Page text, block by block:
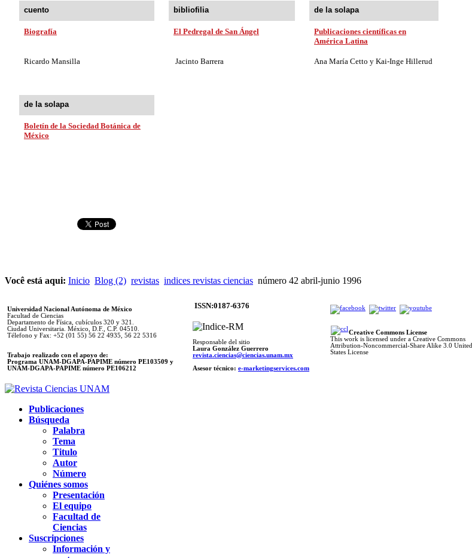
cuento bibliofilia de la solapa
Biografía El Pedregal de San Ángel
Publicaciones científicas en
América Latina
Ricardo Mansilla Jacinto Barrera Ana María Cetto y Kai-Inge Hillerud
de la solapa
Boletín de la Sociedad Botánica de
México
Você está aqui: Inicio Blog (2) revistas indices revistas ciencias número 42 abril-junio 1996
Universidad Nacional Autónoma de México
Facultad de Ciencias
Departamento de Física, cubículos 320 y 321.
Ciudad Universitaria. México, D.F., C.P. 04510.
Télefono y Fax: +52 (01 55) 56 22 4935, 56 22 5316
Trabajo realizado con el apoyo de:
Programa UNAM-DGAPA-PAPIME número PE103509 y
UNAM-DGAPA-PAPIME número PE106212
ISSN:0187-6376
Responsable del sitio
Laura González Guerrero
revista.ciencias@ciencias.unam.mx
Asesor técnico: e-marketingservices.com
Creative Commons License
This work is licensed under a Creative Commons
Attribution-Noncommercial-Share Alike 3.0 United
States License
Publicaciones
Búsqueda
Palabra
Tema
Titulo
Autor
Número
Quiénes somos
Presentación
El equipo
Facultad de
Ciencias
Suscripciones
Información y